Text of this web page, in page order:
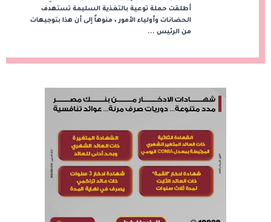
أطلقت حملة توعية بالتغذية السليمة تستهدف
الحضانات وأولياء الأمور ، منوهاً إلى أن هذا بتوجيهات
من الرئيس ...